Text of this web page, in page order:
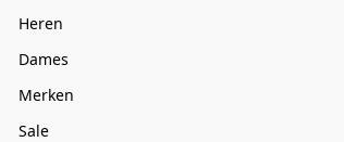
Heren
Dames
Merken
Sale